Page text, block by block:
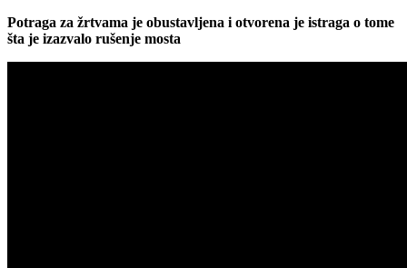
Potraga za žrtvama je obustavljena i otvorena je istraga o tome
šta je izazvalo rušenje mosta